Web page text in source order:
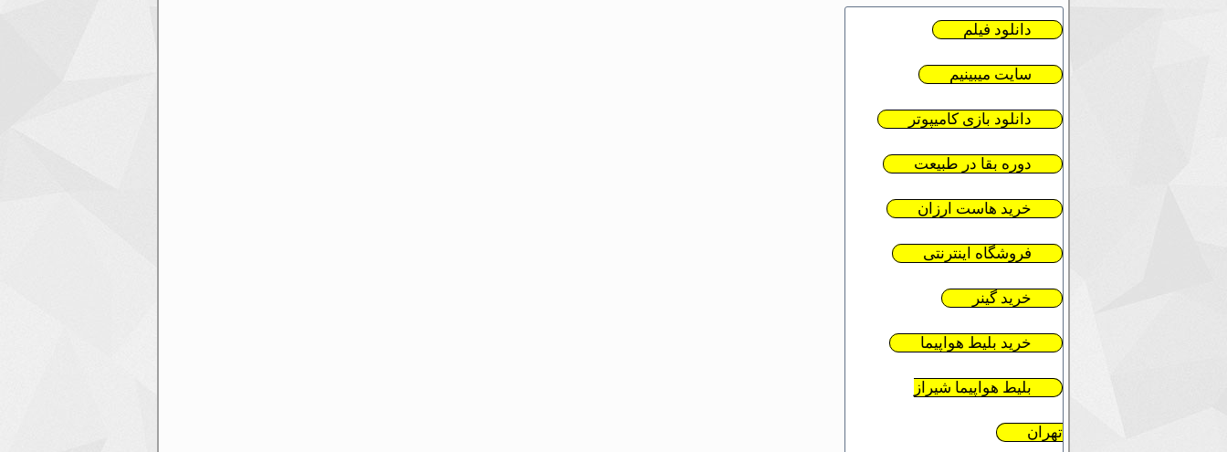
دانلود فیلم
سایت میبینیم
دانلود بازی کامیپوتر
دوره بقا در طبیعت
خرید هاست ارزان
فروشگاه اینترنتی
خرید گینر
خرید بلیط هواپیما
بلیط هواپیما شیراز
تهران